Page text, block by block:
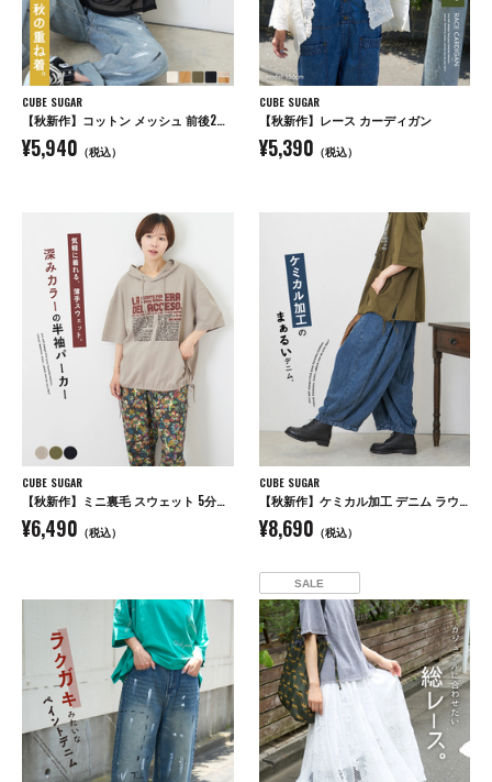
CUBE SUGAR
【秋新作】コットン メッシュ 前後2WAY 切替 プルオーバー
¥5,940 （税込）
CUBE SUGAR
【秋新作】レース カーディガン
¥5,390 （税込）
CUBE SUGAR
【秋新作】ミニ裏毛 スウェット 5分袖 プルオーバーパーカー
¥6,490 （税込）
CUBE SUGAR
【秋新作】ケミカル加工 デニム ラウンド切替 バルーンパンツ
¥8,690 （税込）
SALE